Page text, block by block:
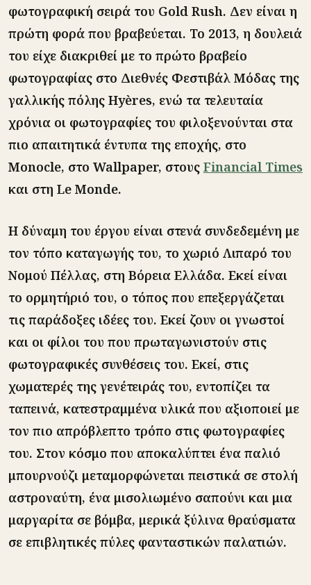
φωτογραφική σειρά του Gold Rush. Δεν είναι η
πρώτη φορά που βραβεύεται. Το 2013, η δουλειά
του είχε διακριθεί με το πρώτο βραβείο
φωτογραφίας στο Διεθνές Φεστιβάλ Μόδας της
γαλλικής πόλης Hyères, ενώ τα τελευταία
χρόνια οι φωτογραφίες του φιλοξενούνται στα
πιο απαιτητικά έντυπα της εποχής, στο
Monocle, στο Wallpaper, στους Financial Times
και στη Le Monde.
Η δύναμη του έργου είναι στενά συνδεδεμένη με
τον τόπο καταγωγής του, το χωριό Λιπαρό του
Νομού Πέλλας, στη Βόρεια Ελλάδα. Εκεί είναι
το ορμητήριό του, ο τόπος που επεξεργάζεται
τις παράδοξες ιδέες του. Εκεί ζουν οι γνωστοί
και οι φίλοι του που πρωταγωνιστούν στις
φωτογραφικές συνθέσεις του. Εκεί, στις
χωματερές της γενέτειράς του, εντοπίζει τα
ταπεινά, κατεστραμμένα υλικά που αξιοποιεί με
τον πιο απρόβλεπτο τρόπο στις φωτογραφίες
του. Στον κόσμο που αποκαλύπτει ένα παλιό
μπουρνούζι μεταμορφώνεται πειστικά σε στολή
αστροναύτη, ένα μισολιωμένο σαπούνι και μια
μαργαρίτα σε βόμβα, μερικά ξύλινα θραύσματα
σε επιβλητικές πύλες φανταστικών παλατιών.